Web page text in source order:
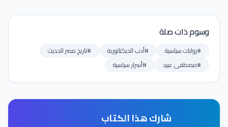
وسوم ذات صلة
#روايات سياسية #أدب الديكتاتورية
#تاريخ مصر الحديث
#مصطفى عبيد
#أسرار سياسية
شارك هذا الكتاب